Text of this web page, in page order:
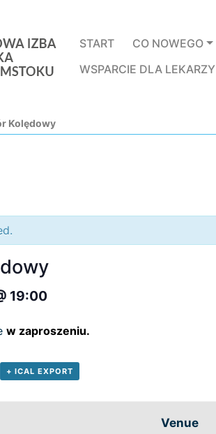
START
CO NOWEGO
WSPARCIE DLA LEKARZY
Kolędowy
19:00
w zaproszeniu.
+ ICAL EXPORT
Venue